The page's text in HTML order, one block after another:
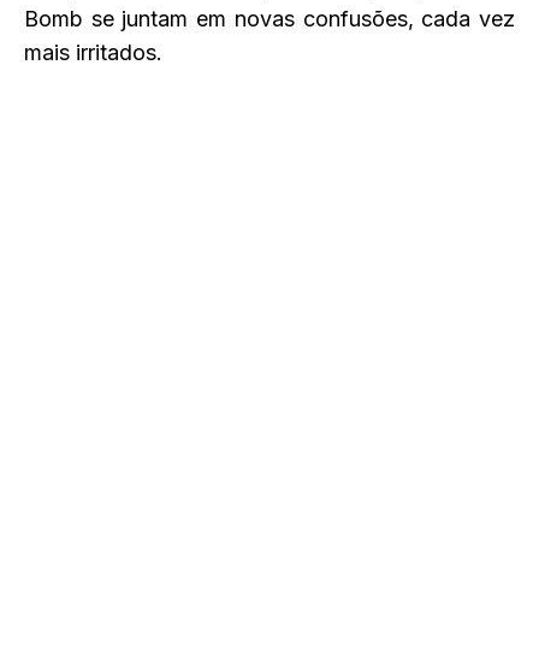
Bomb se juntam em novas confusões, cada vez
mais irritados.